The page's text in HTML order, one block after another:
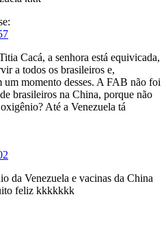
Cacá, a senhora está equivicada,
a todos os brasileiros e,
um momento desses. A FAB não foi
brasileiros na China, porque não
Até a Venezuela tá
da Venezuela e vacinas da China
feliz kkkkkkk